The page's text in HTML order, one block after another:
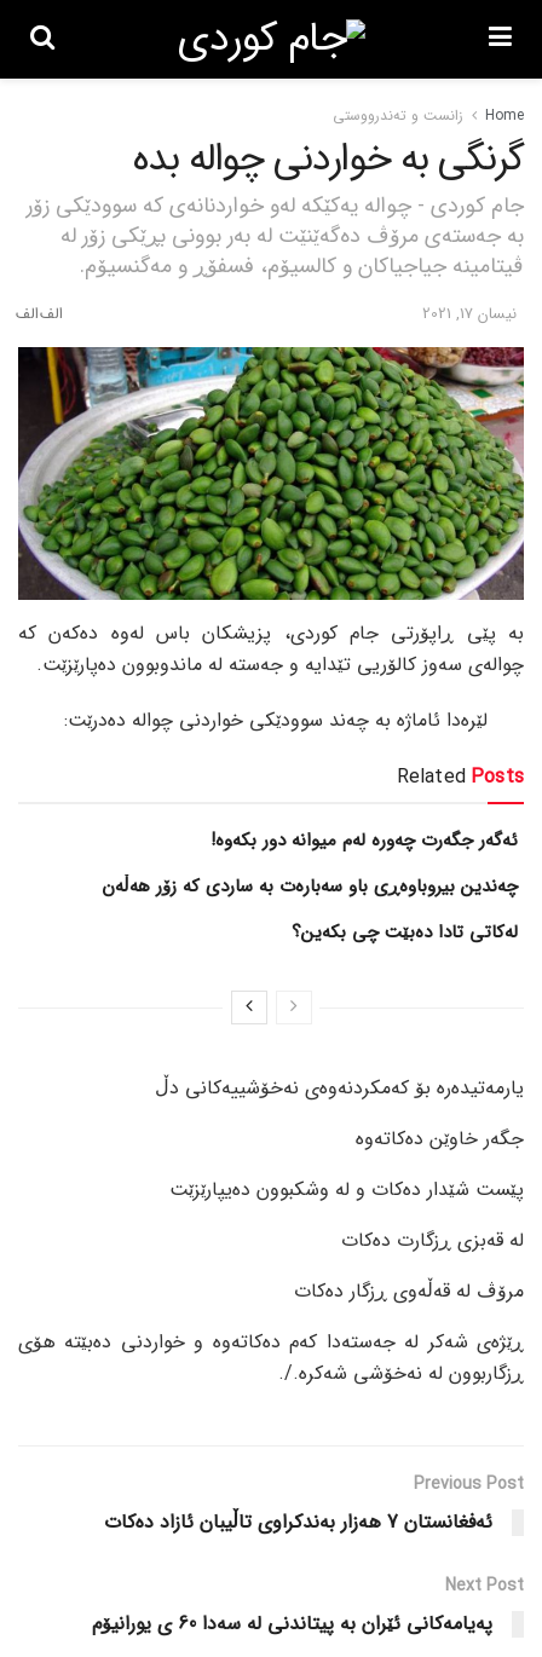
Home زانست و تەندرووستی
گرنگی بە خواردنی چوالە بدە
جام کوردی - چوالە یەکێکە لەو خواردنانەی کە سوودێکی زۆر
بە جەستەی مرۆڤ دەگەێنێت لە بەر بوونی بڕێکی زۆر لە
ڤیتامینە جیاجیاکان و کالسیۆم، فسفۆڕ و مەگنسیۆم.
نیسان 17, 2021
بە پێی ڕاپۆرتی جام کوردی، پزیشکان باس لەوە دەکەن کە
چوالەی سەوز کالۆریی تێدایە و جەستە لە ماندوبوون دەپارێزێت.
لێرەدا ئاماژە بە چەند سوودێکی خواردنی چوالە دەدرێت:
Related Posts
ئەگەر جگەرت چەورە لەم میوانە دور بکەوە!
چەندین بیروباوەڕی باو سەبارەت بە ساردی کە زۆر هەڵەن
لەکاتی تادا دەبێت چی بکەین؟
یارمەتیدەرە بۆ کەمکردنەوەی نەخۆشییەکانی دڵ
جگەر خاوێن دەکاتەوە
پێست شێدار دەکات و لە وشکبوون دەیپارێزێت
لە قەبزی ڕزگارت دەکات
مرۆڤ لە قەڵەوی ڕزگار دەکات
ڕێژەی شەکر لە جەستەدا کەم دەکاتەوە و خواردنی دەبێتە هۆی
ڕزگاربوون لە نەخۆشی شەکرە./.
Previous Post
ئەفغانستان 7 هەزار بەندکراوی تاڵیبان ئازاد دەکات
Next Post
پەیامەکانی ئێران بە پیتاندنی لە سەدا 60 ی یورانیۆم